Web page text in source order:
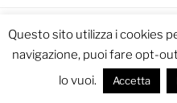
Privacy Policy Proudly
Questo sito utilizza i cookies
navigazione, puoi fare opt-
lo vuoi.
Accetta